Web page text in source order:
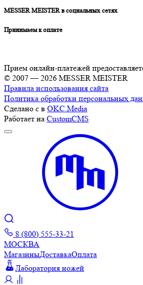
MESSER MEISTER в социальных сетях
Принимаем к оплате
Прием онлайн-платежей
© 2007 — 2026 MESSER MEISTER
Правила использования сайта
Политика обработки персональных
Сделано с в OKC.Media
Работает на CustomCMS
8 (800) 555-33-21
МОСКВА
МагазиныДоставкаОплата
Лаборатория ножей